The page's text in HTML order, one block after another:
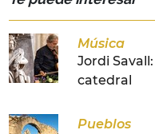
Música
Jordi
catedral
Pueblos